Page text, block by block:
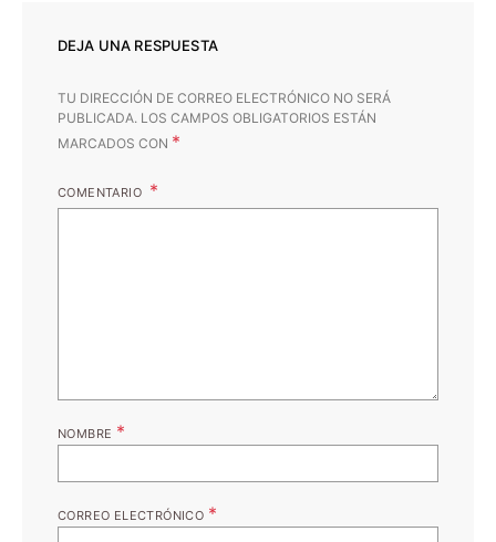
DEJA UNA RESPUESTA
TU DIRECCIÓN DE CORREO ELECTRÓNICO NO SERÁ
PUBLICADA. LOS CAMPOS OBLIGATORIOS ESTÁN
MARCADOS CON *
COMENTARIO
NOMBRE *
CORREO ELECTRÓNICO *